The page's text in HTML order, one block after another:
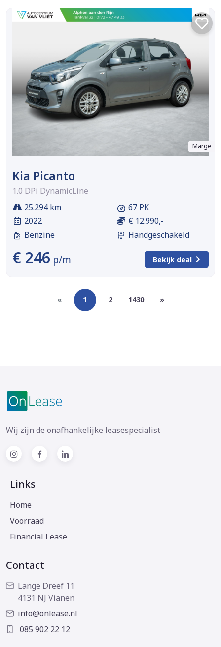
Marge
Kia Picanto
1.0 DPi DynamicLine
25.294 km
2022
Benzine
67 PK
€ 12.990,-
Handgeschakeld
€ 246 p/m Bekijk deal
« 1 2 1430 »
Wij zijn de onafhankelijke leasespecialist
Links
Home
Voorraad
Financial Lease
Contact
Lange Dreef 11
4131 NJ Vianen
info@onlease.nl
085 902 22 12